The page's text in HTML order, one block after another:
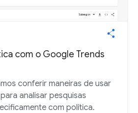
com o Google Trends
conferir maneiras de usar
analisar pesquisas
com política.